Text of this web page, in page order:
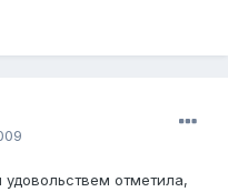
отметила,